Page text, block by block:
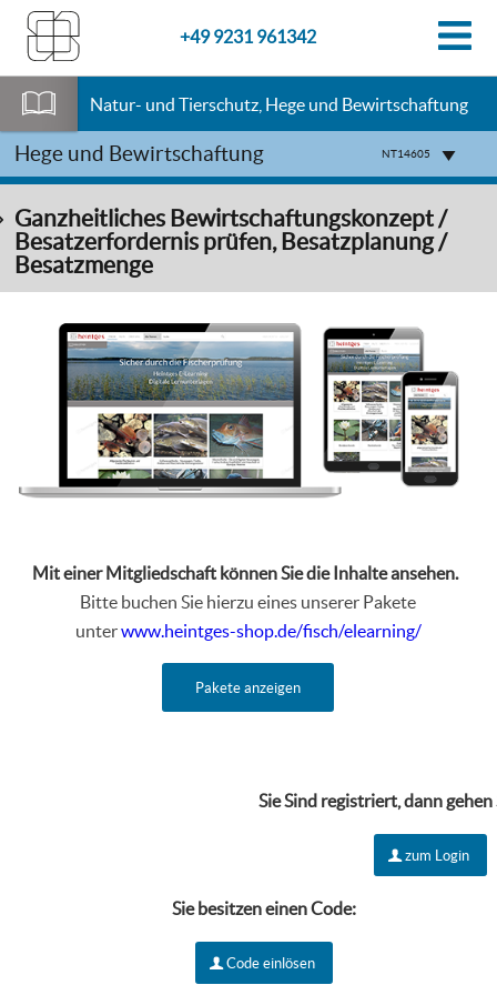
+49 9231 961342
Natur- und Tierschutz, Hege und Bewirtschaftung
Hege und Bewirtschaftung NT14605
Ganzheitliches Bewirtschaftungskonzept /
Besatzerfordernis prüfen, Besatzplanung /
Besatzmenge
Mit einer Mitgliedschaft können Sie die Inhalte ansehen.
Bitte buchen Sie hierzu eines unserer Pakete
unterwww.heintges-shop.de/fisch/elearning/
Pakete anzeigen
Sie Sind registriert, dann gehen
zum Login
Sie besitzen einen Code:
Code einlösen